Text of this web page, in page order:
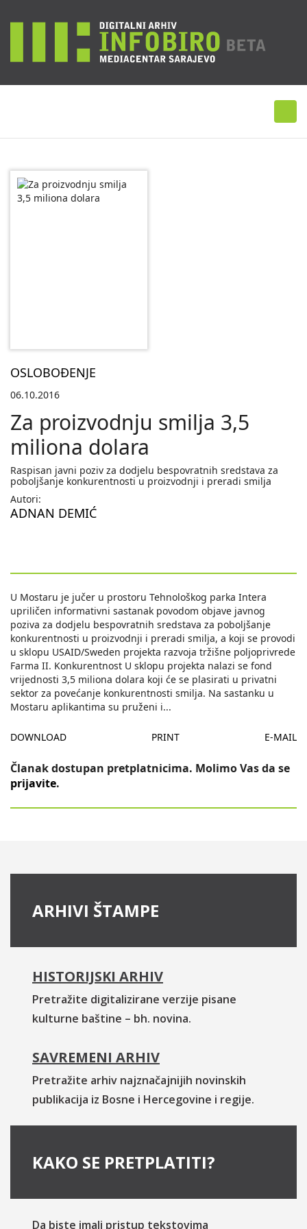
OSLOBOĐENJE
06.10.2016
Za proizvodnju smilja 3,5
miliona dolara
Raspisan javni poziv za dodjelu bespovratnih sredstava za
poboljšanje konkurentnosti u proizvodnji i preradi smilja
Autori:
ADNAN DEMIĆ
U Mostaru je jučer u prostoru Tehnološkog parka Intera
upriličen informativni sastanak povodom objave javnog
poziva za dodjelu bespovratnih sredstava za poboljšanje
konkurentnosti u proizvodnji i preradi smilja, a koji se provodi
u sklopu USAID/Sweden projekta razvoja tržišne poljoprivrede
Farma II. Konkurentnost U sklopu projekta nalazi se fond
vrijednosti 3,5 miliona dolara koji će se plasirati u privatni
sektor za povećanje konkurentnosti smilja. Na sastanku u
Mostaru aplikantima su pruženi i...
DOWNLOAD PRINT E-MAIL
Članak dostupan pretplatnicima. Molimo Vas da se
prijavite.
ARHIVI ŠTAMPE
HISTORIJSKI ARHIV
Pretražite digitalizirane verzije pisane
kulturne baštine – bh. novina.
SAVREMENI ARHIV
Pretražite arhiv najznačajnijih novinskih
publikacija iz Bosne i Hercegovine i regije.
KAKO SE PRETPLATITI?
Da biste imali pristup tekstovima